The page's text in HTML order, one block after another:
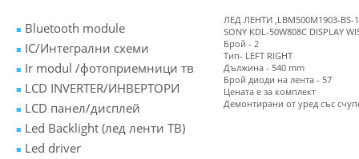
Bluetooth module
IC/Интегрални схеми
Ir modul /фотоприемници тв
LCD INVERTER/ИНВЕРТОРИ
LCD панел/дисплей
Led Backlight (лед ленти ТВ)
Led driver
ЛЕД ЛЕНТИ ,LBM500M1903-BS-
SONY KDL-50W808C DISPLAY
Брой - 2
Тип- LEFT RIGHT
Дължина - 540 mm
Брой диоди на лента - 57
Цената е за комплект
Демонтирани от уред със